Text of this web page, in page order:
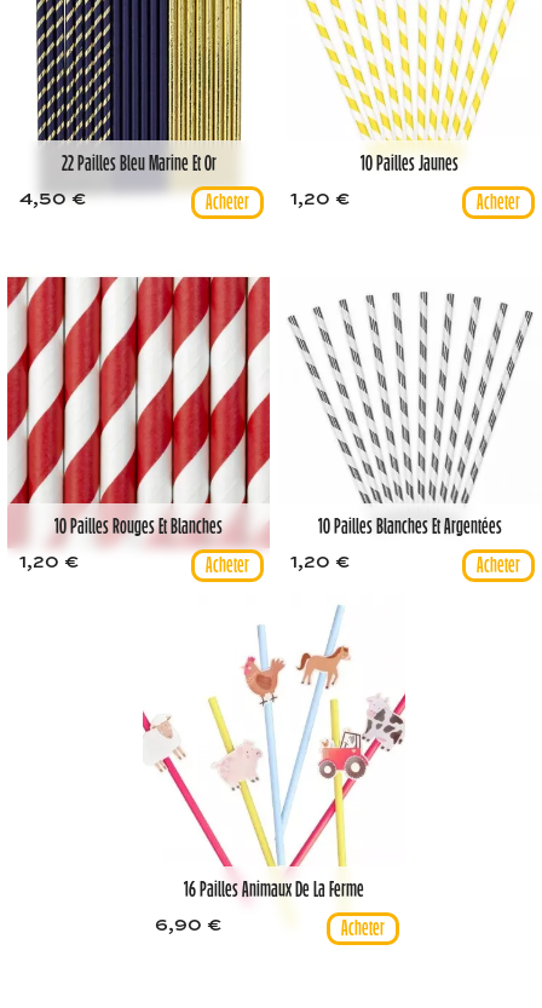
22 Pailles Bleu Marine Et Or
4,50 €
10 Pailles Jaunes
1,20 €
10 Pailles Rouges Et Blanches
1,20 €
10 Pailles Blanches Et Argentées
1,20 €
16 Pailles Animaux De La Ferme
6,90 €